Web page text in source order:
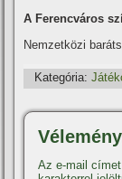
A Ferencváros
Nemzetközi
Kategória:
Az e-mail